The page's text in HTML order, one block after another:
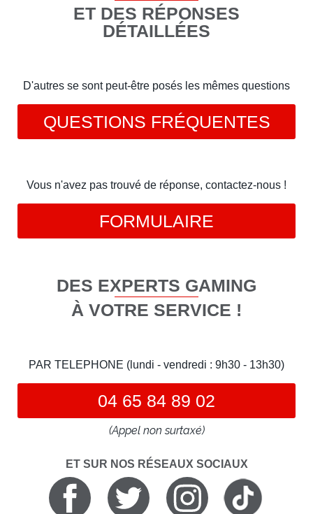
ET DES RÉPONSES
DÉTAILLÉES
D'autres se sont peut-être posés les mêmes questions
QUESTIONS FRÉQUENTES
Vous n'avez pas trouvé de réponse, contactez-nous !
FORMULAIRE
DES EXPERTS GAMING
À VOTRE SERVICE !
PAR TELEPHONE (lundi - vendredi : 9h30 - 13h30)
04 65 84 89 02
(Appel non surtaxé)
ET SUR NOS RÉSEAUX SOCIAUX